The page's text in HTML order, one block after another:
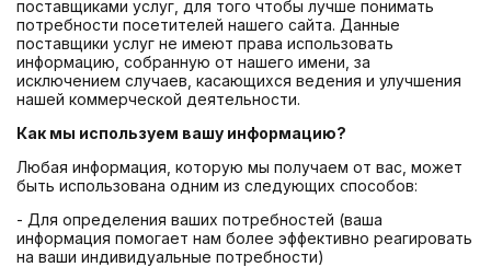
поставщиками услуг, для того чтобы лучше понимать
потребности посетителей нашего сайта. Данные
поставщики услуг не имеют права использовать
информацию, собранную от нашего имени, за
исключением случаев, касающихся ведения и улучшения
нашей коммерческой деятельности.
Как мы используем вашу информацию?
Любая информация, которую мы получаем от вас, может
быть использована одним из следующих способов:
- Для определения ваших потребностей (ваша
информация помогает нам более эффективно реагировать
на ваши индивидуальные потребности)